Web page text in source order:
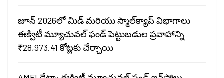
జూన్ 2026లో మిడ్ మరియు స్మాల్‌క్యాప్ విభాగాలు
ఈక్విటీ మ్యూచువల్ ఫండ్ పెట్టుబడుల ప్రవాహాన్ని
₹28,973.41 కోట్లకు చేర్చాయి